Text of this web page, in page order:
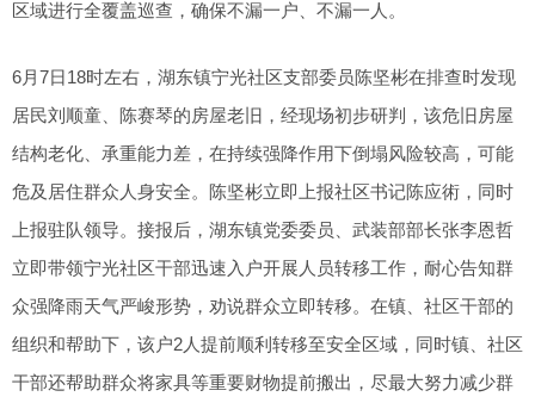
区域进行全覆盖巡查，确保不漏一户、不漏一人。
6月7日18时左右，湖东镇宁光社区支部委员陈坚彬在排查时发现
居民刘顺童、陈赛琴的房屋老旧，经现场初步研判，该危旧房屋
结构老化、承重能力差，在持续强降作用下倒塌风险较高，可能
危及居住群众人身安全。陈坚彬立即上报社区书记陈应術，同时
上报驻队领导。接报后，湖东镇党委委员、武装部部长张李恩哲
立即带领宁光社区干部迅速入户开展人员转移工作，耐心告知群
众强降雨天气严峻形势，劝说群众立即转移。在镇、社区干部的
组织和帮助下，该户2人提前顺利转移至安全区域，同时镇、社区
干部还帮助群众将家具等重要财物提前搬出，尽最大努力减少群